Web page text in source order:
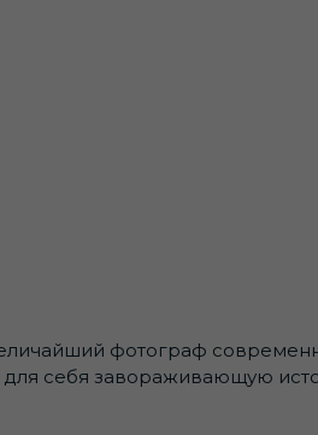
фотограф
для себя завораживающую